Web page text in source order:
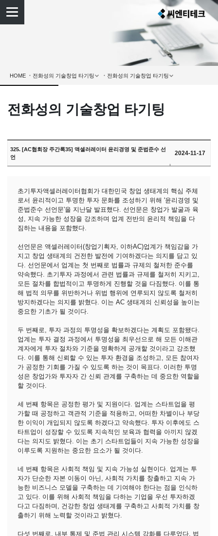
HOME
전화성의 기술창업 타기팅
325. [AC협회장 주간록35] 액셀러레이터 윤리경영 및 준법준수 선
언
2024-11-17
초기투자액셀러레이터협회가 대한민국 창업 생태계의 핵심 주체
로서 윤리적이고 투명한 투자 문화를 조성하기 위해 '윤리경영 및
준법준수 선언문'을 지난달 발표했다. 선언문은 창업가 발굴과 육
성, 지속 가능한 성장을 강조하며 업계 전반의 윤리적 책임을 다
짐하는 내용을 포함했다.
선언문은 액셀러레이터(창업기획자, 이하AC)업계가 책임감을 가
지고 창업 생태계의 건전한 발전에 기여하겠다는 의지를 담고 있
다. 선언문에서 업계는 첫 번째로 법률과 규제의 철저한 준수를
약속했다. 초기투자 과정에서 관련 법률과 규제를 철저히 지키고,
모든 절차를 합법적이고 투명하게 진행할 것을 다짐했다. 이를 통
해 법적 의무를 위반하거나 위법 행위에 연루되지 않도록 철저히
방지하겠다는 의지를 밝혔다. 이는 AC 생태계의 신뢰성을 높이는
중요한 기초가 될 것이다.
두 번째로, 투자 과정의 투명성을 확보하겠다는 계획도 포함됐다.
업계는 투자 결정 과정에서 투명성을 최우선으로 해 모든 이해관
계자에게 투자 절차와 기준을 명확하게 공개할 것이라고 강조했
다. 이를 통해 신뢰할 수 있는 투자 환경을 조성하고, 모든 참여자
가 공정한 기회를 가질 수 있도록 하는 것이 목표다. 이러한 투명
성은 창업가와 투자자 간 신뢰 관계를 구축하는 데 중요한 역할을
할 것이다.
세 번째 항목은 공정한 평가 및 지원이다. 업계는 스타트업을 평
가할 때 공정하고 객관적 기준을 적용하고, 어떠한 차별이나 부당
한 이익이 개입되지 않도록 하겠다고 약속했다. 투자 이후에도 스
타트업이 성장할 수 있도록 지속적인 보육과 협력을 아끼지 않겠
다는 의지도 밝혔다. 이는 초기 스타트업들이 지속 가능한 성장을
이루도록 지원하는 중요한 요소가 될 것이다.
네 번째 항목은 사회적 책임 및 지속 가능성 실현이다. 업계는 투
자가 단순한 자본 이동이 아닌, 사회적 가치를 창출하고 지속 가
능한 비즈니스 모델을 구축하는 데 기여해야 한다는 점을 인식하
고 있다. 이를 위해 사회적 책임을 다하는 기업을 우선 투자하겠
다고 다짐하며, 건강한 창업 생태계를 구축하고 사회적 가치를 창
출하기 위해 노력할 것이라고 밝혔다.
다섯 번째로, 내부 통제 및 준법 관리 시스템 강화를 다루었다. 법